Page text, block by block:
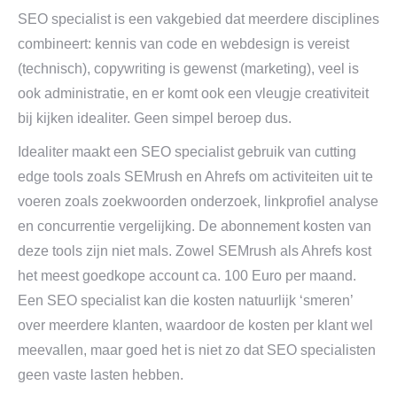
SEO specialist is een vakgebied dat meerdere disciplines
combineert: kennis van code en webdesign is vereist
(technisch), copywriting is gewenst (marketing), veel is
ook administratie, en er komt ook een vleugje creativiteit
bij kijken idealiter. Geen simpel beroep dus.
Idealiter maakt een SEO specialist gebruik van cutting
edge tools zoals SEMrush en Ahrefs om activiteiten uit te
voeren zoals zoekwoorden onderzoek, linkprofiel analyse
en concurrentie vergelijking. De abonnement kosten van
deze tools zijn niet mals. Zowel SEMrush als Ahrefs kost
het meest goedkope account ca. 100 Euro per maand.
Een SEO specialist kan die kosten natuurlijk ‘smeren’
over meerdere klanten, waardoor de kosten per klant wel
meevallen, maar goed het is niet zo dat SEO specialisten
geen vaste lasten hebben.